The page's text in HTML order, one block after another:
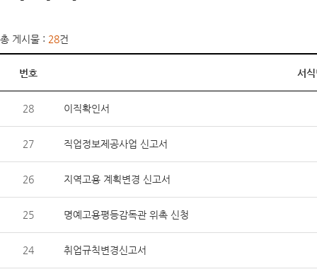
총 게시물 : 28건
번호 서
28 이직확인서
27 직업정보제공사업 신고서
26 지역고용 계획변경 신고서
25 명예고용평등감독관 위촉 신청
24 취업규칙변경신고서